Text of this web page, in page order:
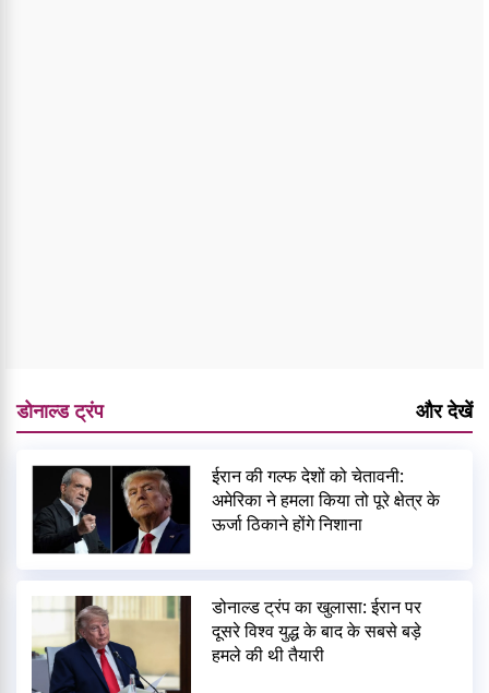
डोनाल्ड ट्रंप और देखें
ईरान की गल्फ देशों को चेतावनी:
अमेरिका ने हमला किया तो पूरे क्षेत्र के
ऊर्जा ठिकाने होंगे निशाना
डोनाल्ड ट्रंप का खुलासा: ईरान पर
दूसरे विश्व युद्ध के बाद के सबसे बड़े
हमले की थी तैयारी